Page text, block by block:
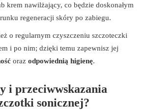
krem nawilżający, co będzie doskonałym
regeneracji skóry po zabiegu.
o regularnym czyszczeniu szczoteczki
i po nim; dzięki temu zapewnisz jej
oraz odpowiednią higienę.
i przeciwwskazania
sonicznej?